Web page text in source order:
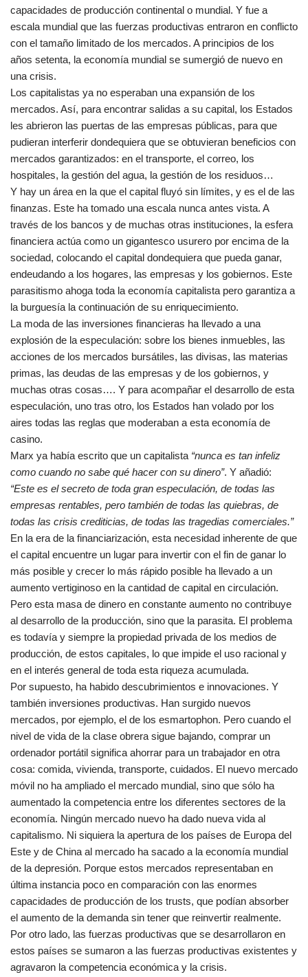
capacidades de producción continental o mundial. Y fue a
escala mundial que las fuerzas productivas entraron en conflicto
con el tamaño limitado de los mercados. A principios de los
años setenta, la economía mundial se sumergió de nuevo en
una crisis.
Los capitalistas ya no esperaban una expansión de los
mercados. Así, para encontrar salidas a su capital, los Estados
les abrieron las puertas de las empresas públicas, para que
pudieran interferir dondequiera que se obtuvieran beneficios con
mercados garantizados: en el transporte, el correo, los
hospitales, la gestión del agua, la gestión de los residuos…
Y hay un área en la que el capital fluyó sin límites, y es el de las
finanzas. Este ha tomado una escala nunca antes vista. A
través de los bancos y de muchas otras instituciones, la esfera
financiera actúa como un gigantesco usurero por encima de la
sociedad, colocando el capital dondequiera que pueda ganar,
endeudando a los hogares, las empresas y los gobiernos. Este
parasitismo ahoga toda la economía capitalista pero garantiza a
la burguesía la continuación de su enriquecimiento.
La moda de las inversiones financieras ha llevado a una
explosión de la especulación: sobre los bienes inmuebles, las
acciones de los mercados bursátiles, las divisas, las materias
primas, las deudas de las empresas y de los gobiernos, y
muchas otras cosas…. Y para acompañar el desarrollo de esta
especulación, uno tras otro, los Estados han volado por los
aires todas las reglas que moderaban a esta economía de
casino.
Marx ya había escrito que un capitalista “nunca es tan infeliz
como cuando no sabe qué hacer con su dinero”. Y añadió:
“Este es el secreto de toda gran especulación, de todas las
empresas rentables, pero también de todas las quiebras, de
todas las crisis crediticias, de todas las tragedias comerciales.”
En la era de la financiarización, esta necesidad inherente de que
el capital encuentre un lugar para invertir con el fin de ganar lo
más posible y crecer lo más rápido posible ha llevado a un
aumento vertiginoso en la cantidad de capital en circulación.
Pero esta masa de dinero en constante aumento no contribuye
al desarrollo de la producción, sino que la parasita. El problema
es todavía y siempre la propiedad privada de los medios de
producción, de estos capitales, lo que impide el uso racional y
en el interés general de toda esta riqueza acumulada.
Por supuesto, ha habido descubrimientos e innovaciones. Y
también inversiones productivas. Han surgido nuevos
mercados, por ejemplo, el de los esmartophon. Pero cuando el
nivel de vida de la clase obrera sigue bajando, comprar un
ordenador portátil significa ahorrar para un trabajador en otra
cosa: comida, vivienda, transporte, cuidados. El nuevo mercado
móvil no ha ampliado el mercado mundial, sino que sólo ha
aumentado la competencia entre los diferentes sectores de la
economía. Ningún mercado nuevo ha dado nueva vida al
capitalismo. Ni siquiera la apertura de los países de Europa del
Este y de China al mercado ha sacado a la economía mundial
de la depresión. Porque estos mercados representaban en
última instancia poco en comparación con las enormes
capacidades de producción de los trusts, que podían absorber
el aumento de la demanda sin tener que reinvertir realmente.
Por otro lado, las fuerzas productivas que se desarrollaron en
estos países se sumaron a las fuerzas productivas existentes y
agravaron la competencia económica y la crisis.